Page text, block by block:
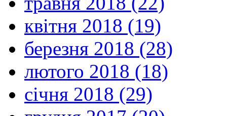
квітня 2018 (19)
березня 2018 (28)
лютого 2018 (18)
січня 2018 (29)